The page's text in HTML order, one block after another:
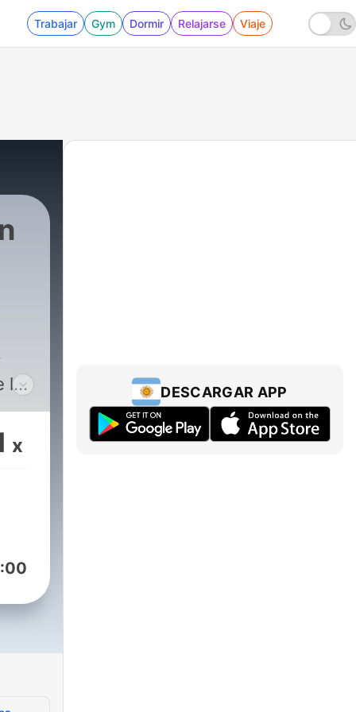
Trabajar Gym Dormir Relajarse Viaje
las
x
DESCARGAR APP